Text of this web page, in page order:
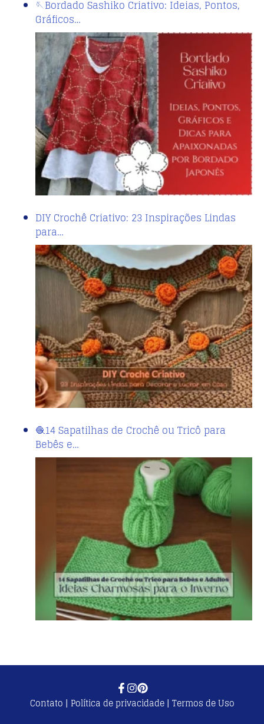
🪡Bordado Sashiko Criativo: Ideias, Pontos,
Gráficos…
DIY Crochê Criativo: 23 Inspirações Lindas
para…
🧶14 Sapatilhas de Crochê ou Tricô para
Bebês e…
Contato | Política de privacidade| Termos de Uso